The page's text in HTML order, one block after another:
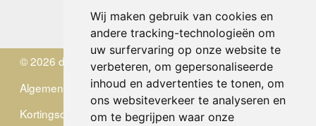
Wij maken gebruik van cookies en
andere tracking-technologieën om
uw surfervaring op onze website te
verbeteren, om gepersonaliseerde
inhoud en advertenties te tonen, om
ons websiteverkeer te analyseren en
om te begrijpen waar onze
Zaterdag
gesloten
Zondag gesloten
© 2026 de Zwerver
Algemene Voorwaarden
Kortingscode